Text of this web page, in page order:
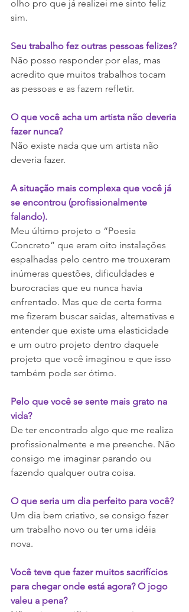
olho pro que já realizei me sinto feliz
sim.
Seu trabalho fez outras pessoas felizes?
Não posso responder por elas, mas
acredito que muitos trabalhos tocam
as pessoas e as fazem refletir.
O que você acha um artista não deveria
fazer nunca?
Não existe nada que um artista não
deveria fazer.
A situação mais complexa que você já
se encontrou (profissionalmente
falando).
Meu último projeto o “Poesia
Concreto” que eram oito instalações
espalhadas pelo centro me trouxeram
inúmeras questões, dificuldades e
burocracias que eu nunca havia
enfrentado. Mas que de certa forma
me fizeram buscar saídas, alternativas e
entender que existe uma elasticidade
e um outro projeto dentro daquele
projeto que você imaginou e que isso
também pode ser ótimo.
Pelo que você se sente mais grato na
vida?
De ter encontrado algo que me realiza
profissionalmente e me preenche. Não
consigo me imaginar parando ou
fazendo qualquer outra coisa.
O que seria um dia perfeito para você?
Um dia bem criativo, se consigo fazer
um trabalho novo ou ter uma idéia
nova.
Você teve que fazer muitos sacrifícios
para chegar onde está agora? O jogo
valeu a pena?